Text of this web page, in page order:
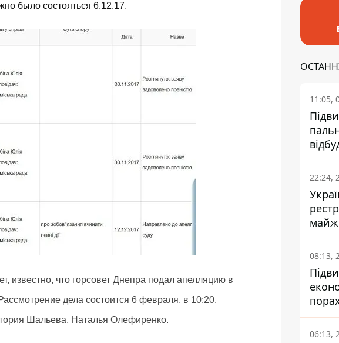
было состояться 6.12.17.
известно, что горсовет Днепра подал апелляцию в
дела состоится 6 февраля, в 10:20.
Шальева, Наталья Олефиренко.
11:05,
22:24,
08:13,
06:13,